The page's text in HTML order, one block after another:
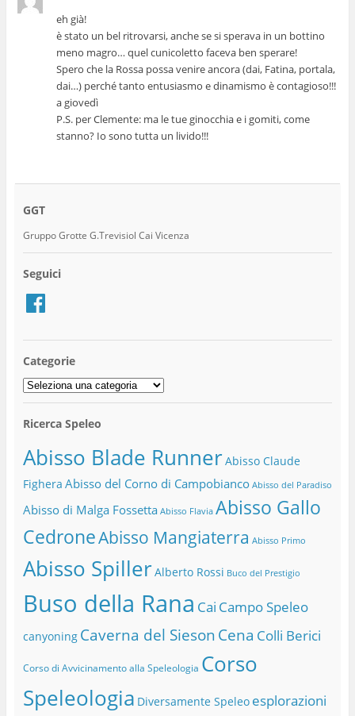
eh già!
è stato un bel ritrovarsi, anche se si sperava in un bottino
meno magro… quel cunicoletto faceva ben sperare!
Spero che la Rossa possa venire ancora (dai, Fatina, portala,
dai…) perché tanto entusiasmo e dinamismo è contagioso!!!
a giovedì
P.S. per Clemente: ma le tue ginocchia e i gomiti, come
stanno? Io sono tutta un livido!!!
GGT
Gruppo Grotte G.Trevisiol Cai Vicenza
Seguici
Facebook
Categorie
Categorie
Ricerca Speleo
Abisso Blade RunnerAbisso Claude
Fighera Abisso del Corno di Campobianco Abisso del Paradiso
Abisso di Malga Fossetta Abisso Flavia Abisso Gallo
CedroneAbisso Mangiaterra Abisso Primo
Abisso SpillerAlberto Rossi Buco del Prestigio
Buso della Rana Cai Campo Speleo
canyoning Caverna del Sieson Cena Colli Berici
Corso di Avvicinamento alla Speleologia Corso
Speleologia Diversamente Speleo esplorazioni